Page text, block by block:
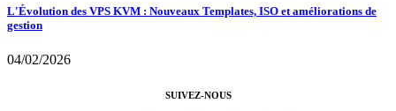
L'Évolution des VPS KVM : Nouveaux Templates, ISO et améliorations de
gestion
04/02/2026
SUIVEZ-NOUS